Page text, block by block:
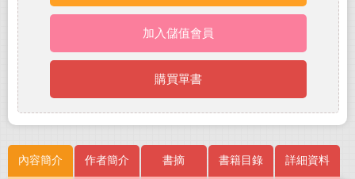
加入儲值會員
購買單書
內容簡介 作者簡介 書摘 書籍目錄 詳細資料